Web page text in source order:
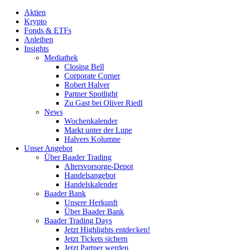
Aktien
Krypto
Fonds & ETFs
Anleihen
Insights
Mediathek
Closing Bell
Corporate Corner
Robert Halver
Partner Spotlight
Zu Gast bei Oliver Riedl
News
Wochenkalender
Markt unter der Lupe
Halvers Kolumne
Unser Angebot
Über Baader Trading
Altersvorsorge-Depot
Handelsangebot
Handelskalender
Baader Bank
Unsere Herkunft
Über Baader Bank
Baader Trading Days
Jetzt Highlights entdecken!
Jetzt Tickets sichern
Jetzt Partner werden